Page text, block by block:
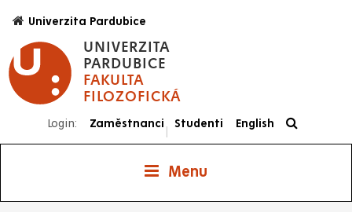
hlavnímu
obsahu
UNIVERZITA
PARDUBICE
FAKULTA
FILOZOFICKÁ
Univerzita Pardubice
Login: Zaměstnanci
|
Studenti English
Menu